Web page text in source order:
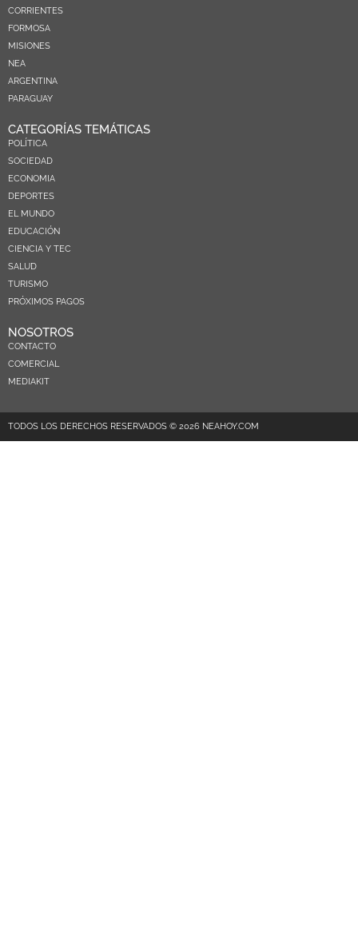
CORRIENTES
FORMOSA
MISIONES
NEA
ARGENTINA
PARAGUAY
CATEGORÍAS TEMÁTICAS
POLÍTICA
SOCIEDAD
ECONOMIA
DEPORTES
EL MUNDO
EDUCACIÓN
CIENCIA Y TEC
SALUD
TURISMO
PRÓXIMOS PAGOS
NOSOTROS
CONTACTO
COMERCIAL
MEDIAKIT
TODOS LOS DERECHOS RESERVADOS © 2026 NEAHOY.COM